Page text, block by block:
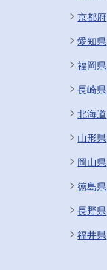
京都府
愛知県
福岡県
長崎県
北海道
山形県
岡山県
徳島県
長野県
福井県